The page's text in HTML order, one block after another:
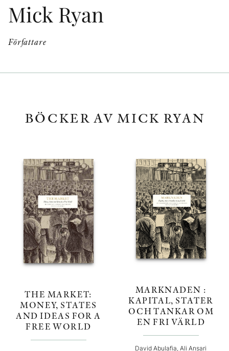
Mick Ryan
Författare
BÖCKER AV MICK RYAN
THE MARKET:
MONEY, STATES
AND IDEAS FOR A
FREE WORLD
MARKNADEN :
KAPITAL, STATER
OCH TANKAR OM
EN FRI VÄRLD
David Abulafia, Ali Ansari